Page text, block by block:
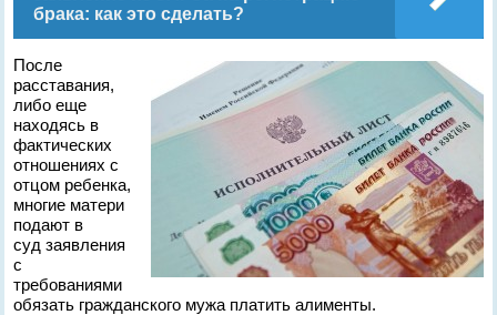
брака: как это сделать?
После
расставания,
либо еще
находясь в
фактических
отношениях с
отцом ребенка,
многие матери
подают в
суд заявления
с
требованиями
обязать гражданского мужа платить алименты.